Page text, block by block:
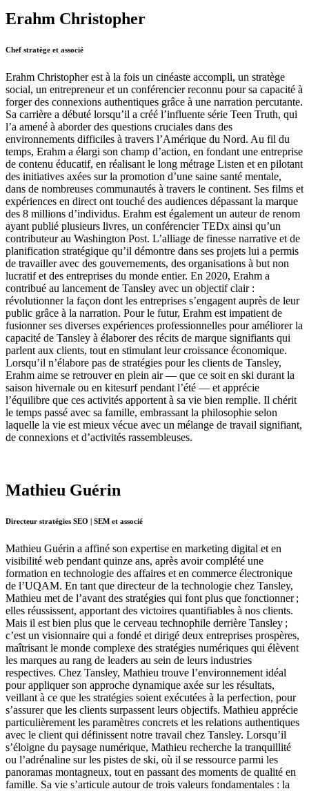
Erahm Christopher
Chef stratège et associé
Erahm Christopher est à la fois un cinéaste accompli, un stratège
social, un entrepreneur et un conférencier reconnu pour sa capacité à
forger des connexions authentiques grâce à une narration percutante.
Sa carrière a débuté lorsqu’il a créé l’influente série Teen Truth, qui
l’a amené à aborder des questions cruciales dans des
environnements difficiles à travers l’Amérique du Nord. Au fil du
temps, Erahm a élargi son champ d’action, en fondant une entreprise
de contenu éducatif, en réalisant le long métrage Listen et en pilotant
des initiatives axées sur la promotion d’une saine santé mentale,
dans de nombreuses communautés à travers le continent. Ses films et
expériences en direct ont touché des audiences dépassant la marque
des 8 millions d’individus. Erahm est également un auteur de renom
ayant publié plusieurs livres, un conférencier TEDx ainsi qu’un
contributeur au Washington Post. L’alliage de finesse narrative et de
planification stratégique qu’il démontre dans ses projets lui a permis
de travailler avec des gouvernements, des organisations à but non
lucratif et des entreprises du monde entier. En 2020, Erahm a
contribué au lancement de Tansley avec un objectif clair :
révolutionner la façon dont les entreprises s’engagent auprès de leur
public grâce à la narration. Pour le futur, Erahm est impatient de
fusionner ses diverses expériences professionnelles pour améliorer la
capacité de Tansley à élaborer des récits de marque signifiants qui
parlent aux clients, tout en stimulant leur croissance économique.
Lorsqu’il n’élabore pas de stratégies pour les clients de Tansley,
Erahm aime se retrouver en plein air — que ce soit en ski durant la
saison hivernale ou en kitesurf pendant l’été — et apprécie
l’équilibre que ces activités apportent à sa vie bien remplie. Il chérit
le temps passé avec sa famille, embrassant la philosophie selon
laquelle la vie est mieux vécue avec un mélange de travail signifiant,
de connexions et d’activités rassembleuses.
Mathieu Guérin
Directeur stratégies SEO | SEM et associé
Mathieu Guérin a affiné son expertise en marketing digital et en
visibilité web pendant quinze ans, après avoir complété une
formation en technologie des affaires et en commerce électronique
de l’UQAM. En tant que directeur de la technologie chez Tansley,
Mathieu met de l’avant des stratégies qui font plus que fonctionner ;
elles réussissent, apportant des victoires quantifiables à nos clients.
Mais il est bien plus que le cerveau technophile derrière Tansley ;
c’est un visionnaire qui a fondé et dirigé deux entreprises prospères,
maîtrisant le monde complexe des stratégies numériques qui élèvent
les marques au rang de leaders au sein de leurs industries
respectives. Chez Tansley, Mathieu trouve l’environnement idéal
pour appliquer son approche dynamique axée sur les résultats,
veillant à ce que les stratégies soient exécutées à la perfection, pour
s’assurer que les clients surpassent leurs objectifs. Mathieu apprécie
particulièrement les paramètres concrets et les relations authentiques
avec le client qui définissent notre travail chez Tansley. Lorsqu’il
s’éloigne du paysage numérique, Mathieu recherche la tranquillité
ou l’adrénaline sur les pistes de ski, où il se ressource parmi les
panoramas montagneux, tout en passant des moments de qualité en
famille. Sa vie s’articule autour de trois valeurs fondamentales : la